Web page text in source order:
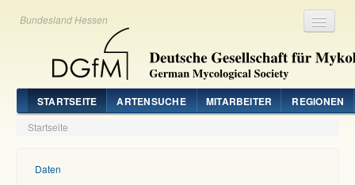
Bundesland Hessen
STARTSEITE ARTENSUCHE MITARBEITER REGIONEN
Startseite
Daten